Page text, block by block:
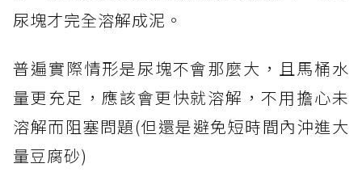
尿塊才完全溶解成泥。
普遍實際情形是尿塊不會那麼大，且馬桶水
量更充足，應該會更快就溶解，不用擔心未
溶解而阻塞問題(但還是避免短時間內沖進大
量豆腐砂)